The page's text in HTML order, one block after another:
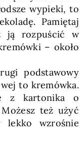
wypieki, to
Pamiętaj
ją rozpuścić w
– około
podstawowy
to kremówka.
z kartonika o
też użyć
lekko wzrośnie